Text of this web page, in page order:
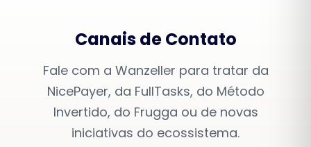
Canais de Contato
Fale com a Wanzeller para tratar da
NicePayer, da FullTasks, do Método
Invertido, do Frugga ou de novas
iniciativas do ecossistema.